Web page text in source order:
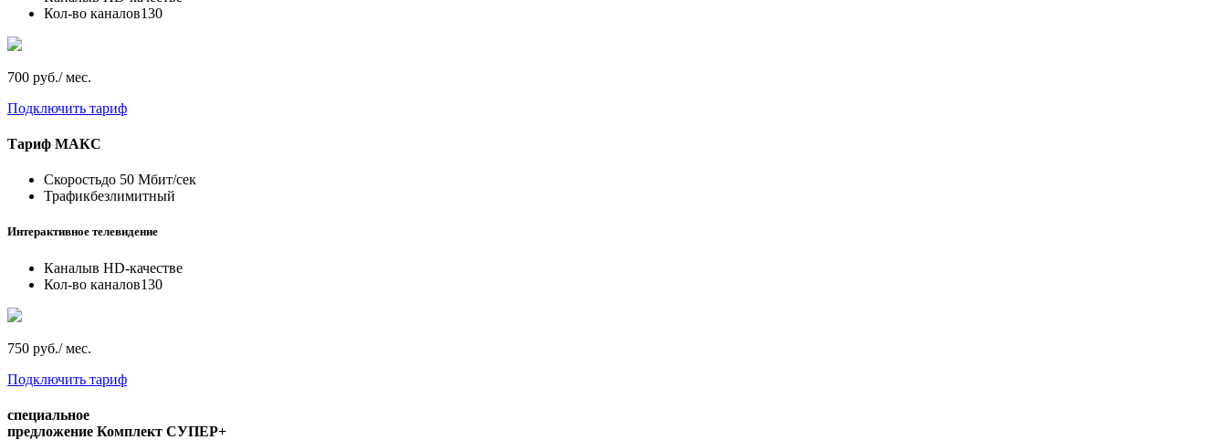
Кол-во каналов130
700 руб./ мес.
Подключить тариф
Тариф МАКС
Скоростьдо 50 Мбит/сек
Трафикбезлимитный
Интерактивное телевидение
Каналыв HD-качестве
Кол-во каналов130
750 руб./ мес.
Подключить тариф
специальное
предложение Комплект СУПЕР+